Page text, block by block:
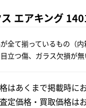
エアキング
全て揃っているもの（内
立つ傷、ガラス欠損が
はあくまで掲載時に
定価格・買取価格は